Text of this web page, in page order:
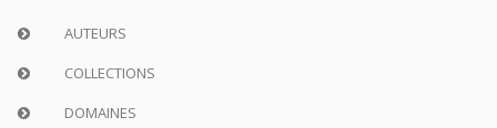
AUTEURS
COLLECTIONS
DOMAINES